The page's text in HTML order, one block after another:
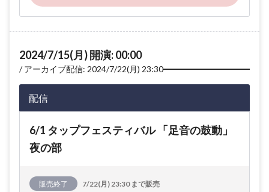
2024/7/15(月) 開演: 00:00
アーカイブ配信: 2024/7/22(月) 23:30
配信
6/1 タップフェスティバル 「足音の鼓動」
夜の部
販売終了 7/22(月) 23:30 まで販売